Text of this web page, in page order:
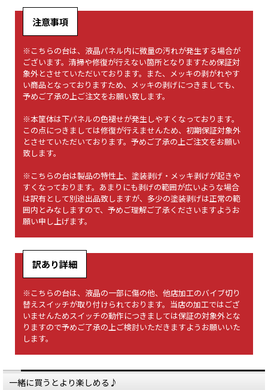
注意事項
※こちらの台は、液晶パネル内に微量の汚れが発生する場合が
ございます。清掃や修復が行えない箇所となりますため保証対
象外とさせていただいております。また、メッキの剥がれやす
い商品となっておりますため、メッキの剥げにつきましても、
予めご了承の上ご注文をお願い致します。
※本筐体は下パネルの色褪せが発生しやすくなっております。
この点につきましては修復が行えませんため、初期保証対象外
とさせていただいております。予めご了承の上ご注文をお願い
致します。
※こちらの台は製品の特性上、塗装剥げ・メッキ剥げが起きや
すくなっております。あまりにも剥げの範囲が広いような場合
は訳有として別途出品致しますが、多少の塗装剥げは正常の範
囲内とみなしますので、予めご理解ご了承くださいますようお
願い申し上げます。
訳あり詳細
※こちらの台は、液晶の一部に傷の他、他店加工のバイブ切り
替えスイッチが取り付けられております。当店の加工ではござ
いませんためスイッチの動作につきましては保証の対象外とな
りますので予めご了承の上ご検討いただきますようお願いいた
します。
一緒に買うとより楽しめる♪